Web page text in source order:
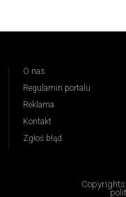
O nas
Regulamin portalu
Reklama
Kontakt
Zgłoś błąd